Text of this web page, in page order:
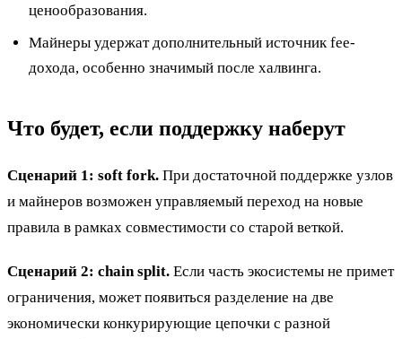
ценообразования.
Майнеры удержат дополнительный источник fee-
дохода, особенно значимый после халвинга.
Что будет, если поддержку наберут
Сценарий 1: soft fork. При достаточной поддержке узлов
и майнеров возможен управляемый переход на новые
правила в рамках совместимости со старой веткой.
Сценарий 2: chain split. Если часть экосистемы не примет
ограничения, может появиться разделение на две
экономически конкурирующие цепочки с разной